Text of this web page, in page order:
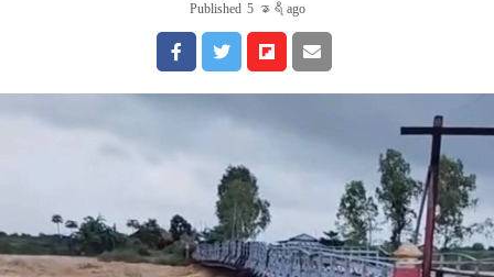
Published 5 နာရီ ago